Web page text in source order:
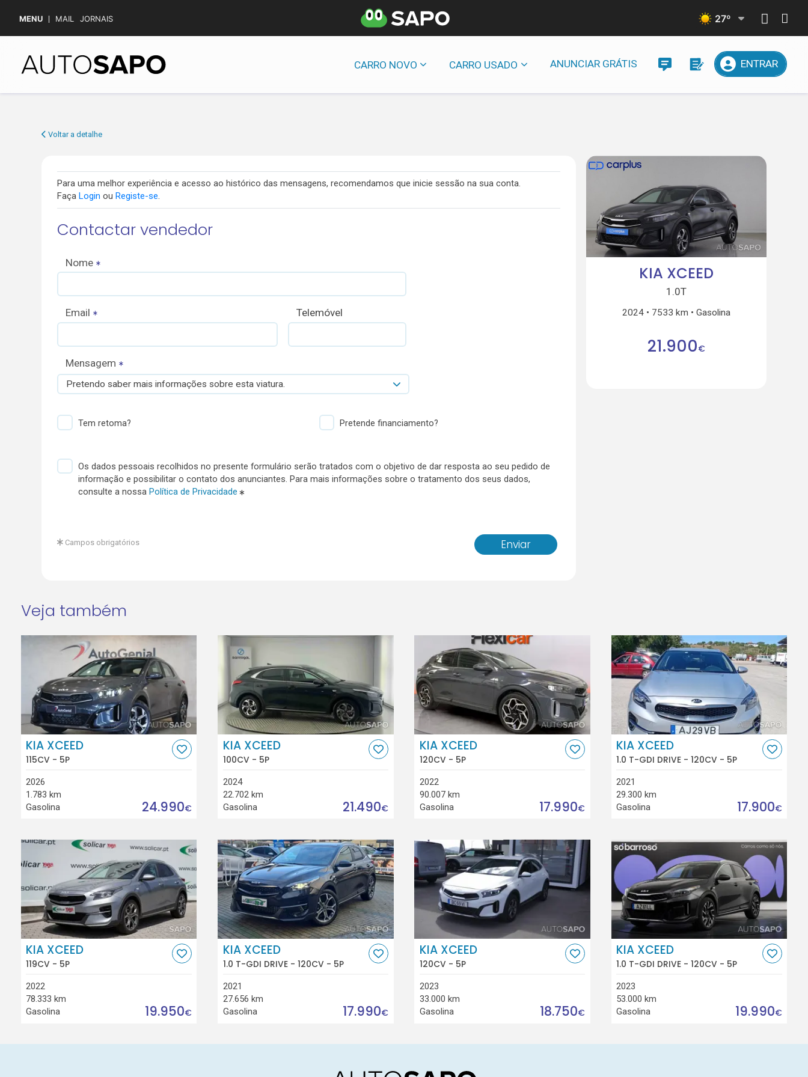
MENU MAIL JORNAIS 27º
CARRO NOVO CARRO USADO ANUNCIAR GRÁTIS ENTRAR
Voltar a detalhe
Para uma melhor experiência e acesso ao histórico das mensagens, recomendamos que inicie sessão na sua conta.
Faça Login ou Registe-se.
Contactar vendedor
Nome
Email Telemóvel
Mensagem
Pretendo saber mais informações sobre esta viatura.
Tem retoma? Pretende financiamento?
Os dados pessoais recolhidos no presente formulário serão tratados com o objetivo de dar resposta ao seu pedido de
informação e possibilitar o contato dos anunciantes. Para mais informações sobre o tratamento dos seus dados,
consulte a nossa Política de Privacidade
Enviar
Campos obrigatórios
KIA XCEED
1.0T
2024 7533 km Gasolina
21.900€
Veja também
KIA XCEED
115CV - 5P
2026
1.783 km
Gasolina
24.990€
KIA XCEED
100CV - 5P
2024
22.702 km
Gasolina
21.490€
KIA XCEED
120CV - 5P
2022
90.007 km
Gasolina
17.990€
KIA XCEED
1.0 T-GDI DRIVE - 120CV - 5P
2021
29.300 km
Gasolina
17.900€
KIA XCEED
119CV - 5P
2022
78.333 km
Gasolina
19.950€
KIA XCEED
1.0 T-GDI DRIVE - 120CV - 5P
2021
27.656 km
Gasolina
17.990€
KIA XCEED
120CV - 5P
2023
33.000 km
Gasolina
18.750€
KIA XCEED
1.0 T-GDI DRIVE - 120CV - 5P
2023
53.000 km
Gasolina
19.990€